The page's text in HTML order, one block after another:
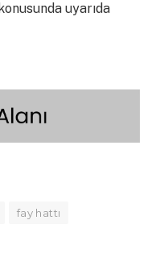
uyarıda
fay hattı